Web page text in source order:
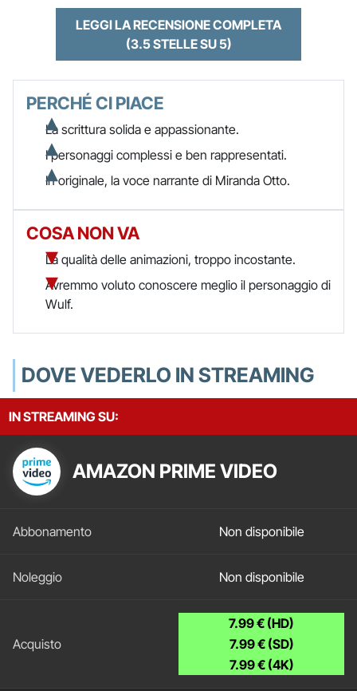
LEGGI LA RECENSIONE COMPLETA
(3.5 STELLE SU 5)
PERCHÉ CI PIACE
La scrittura solida e appassionante.
I personaggi complessi e ben rappresentati.
In originale, la voce narrante di Miranda Otto.
COSA NON VA
La qualità delle animazioni, troppo incostante.
Avremmo voluto conoscere meglio il personaggio di
Wulf.
DOVE VEDERLO IN STREAMING
IN STREAMING SU:
AMAZON PRIME VIDEO
Non disponibile
Non disponibile
7.99 € (HD)
7.99 € (SD)
7.99 € (4K)